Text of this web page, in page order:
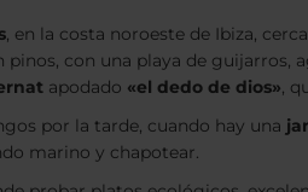
, en la costa noroeste de Ibiza,
con una playa de guijarros,
apodado «el dedo de dios»,
por la tarde, cuando hay una
marino y chapotear.